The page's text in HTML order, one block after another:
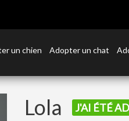
un chien Adopter un chat
Lola J'AI ÉTÉ